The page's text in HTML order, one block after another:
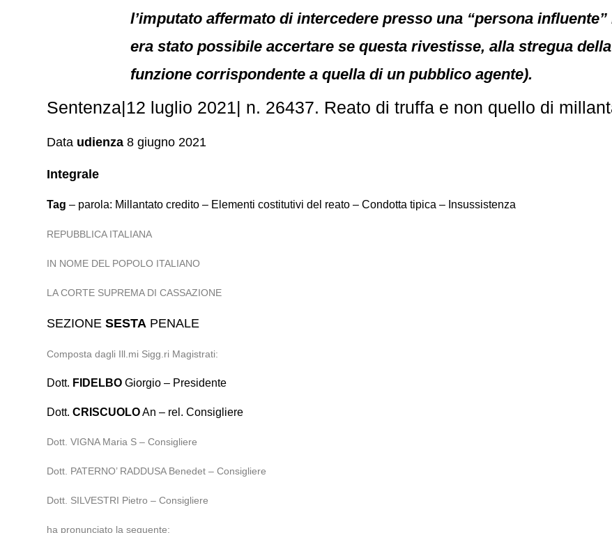
l’imputato affermato di intercedere presso una “persona
era stato possibile accertare se questa rivestisse, alla stregua
funzione corrispondente a quella di un pubblico agente).
Sentenza|12 luglio 2021| n. 26437. Reato di truffa e non quello di
Data udienza 8 giugno 2021
Integrale
Tag – parola: Millantato credito – Elementi costitutivi del reato – Condotta tipica – Insussistenza
REPUBBLICA ITALIANA
IN NOME DEL POPOLO ITALIANO
LA CORTE SUPREMA DI CASSAZIONE
SEZIONESESTA PENALE
Composta dagli Ill.mi Sigg.ri Magistrati:
Dott. FIDELBO Giorgio – Presidente
Dott.CRISCUOLOAn – rel. Consigliere
Dott. VIGNA Maria S – Consigliere
Dott. PATERNO’ RADDUSA Benedet – Consigliere
Dott. SILVESTRI Pietro – Consigliere
ha pronunciato la seguente: